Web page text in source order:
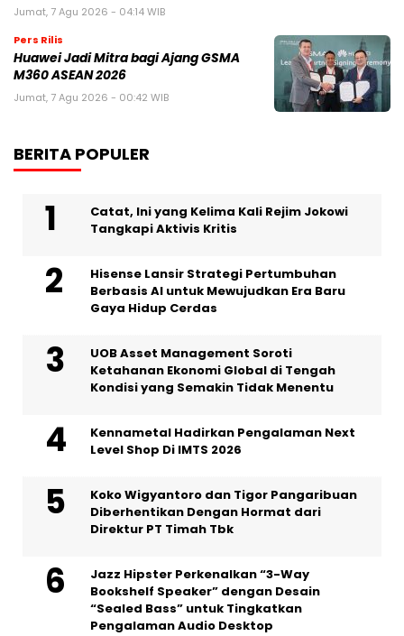
Jumat, 7 Agu 2026 - 04:14 WIB
Pers Rilis
Huawei Jadi Mitra bagi Ajang GSMA
M360 ASEAN 2026
Jumat, 7 Agu 2026 - 00:42 WIB
BERITA POPULER
Catat, Ini yang Kelima Kali Rejim Jokowi
Tangkapi Aktivis Kritis
Hisense Lansir Strategi Pertumbuhan
Berbasis AI untuk Mewujudkan Era Baru
Gaya Hidup Cerdas
UOB Asset Management Soroti
Ketahanan Ekonomi Global di Tengah
Kondisi yang Semakin Tidak Menentu
Kennametal Hadirkan Pengalaman Next
Level Shop Di IMTS 2026
Koko Wigyantoro dan Tigor Pangaribuan
Diberhentikan Dengan Hormat dari
Direktur PT Timah Tbk
Jazz Hipster Perkenalkan “3-Way
Bookshelf Speaker” dengan Desain
“Sealed Bass” untuk Tingkatkan
Pengalaman Audio Desktop